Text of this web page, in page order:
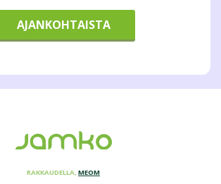
AJANKOHTAISTA
RAKKAUDELLA, MEOM